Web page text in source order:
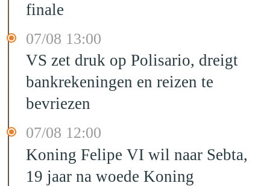
finale
07/08 13:00
VS zet druk op Polisario, dreigt
bankrekeningen en reizen te
bevriezen
07/08 12:00
Koning Felipe VI wil naar Sebta,
19 jaar na woede Koning